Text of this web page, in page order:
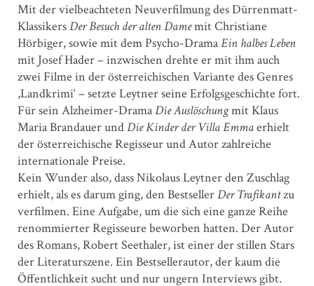
Mit der vielbeachteten Neuverfilmung des Dürrenmatt-
KlassikersDer Besuch der alten Damemit Christiane
Hörbiger, sowie mit dem Psycho-DramaEin halbes Leben
mit Josef Hader – inzwischen drehte er mit ihm auch
zwei Filme in der österreichischen Variante des Genres
,Landkrimi‘ – setzte Leytner seine Erfolgsgeschichte fort.
Für sein Alzheimer-DramaDie Auslöschungmit Klaus
Maria Brandauer undDie Kinder der Villa Emmaerhielt
der österreichische Regisseur und Autor zahlreiche
internationale Preise.
Kein Wunder also, dass Nikolaus Leytner den Zuschlag
erhielt, als es darum ging, den BestsellerDer Trafikantzu
verfilmen. Eine Aufgabe, um die sich eine ganze Reihe
renommierter Regisseure beworben hatten. Der Autor
des Romans, Robert Seethaler, ist einer der stillen Stars
der Literaturszene. Ein Bestsellerautor, der kaum die
Öffentlichkeit sucht und nur ungern Interviews gibt.